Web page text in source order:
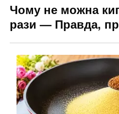
Чому не можна
рази — Правда,